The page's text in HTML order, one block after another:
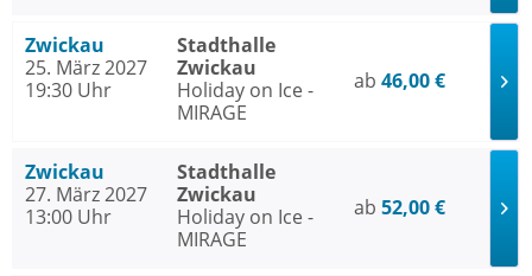
Zwickau
25. März 2027
19:30 Uhr
Stadthalle
Zwickau
Holiday on Ice -
MIRAGE
ab 46,00 €
Zwickau
27. März 2027
13:00 Uhr
Stadthalle
Zwickau
Holiday on Ice -
MIRAGE
ab 52,00 €